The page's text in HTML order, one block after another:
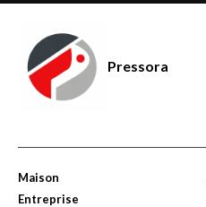
Pressora
Maison
Entreprise